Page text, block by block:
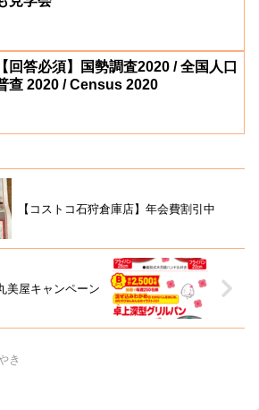
【回答必須】国勢調査2020 / 全国人口
查 2020 / Census 2020
【コストコ石狩倉庫店】年会費割引中
美屋キャンペーン
き